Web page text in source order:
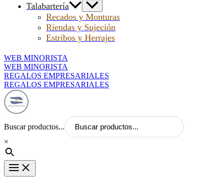
Talabartería
Recados y Monturas
Riendas y Sujeción
Estribos y Herrajes
WEB MINORISTA
WEB MINORISTA
REGALOS EMPRESARIALES
REGALOS EMPRESARIALES
Buscar productos...
×